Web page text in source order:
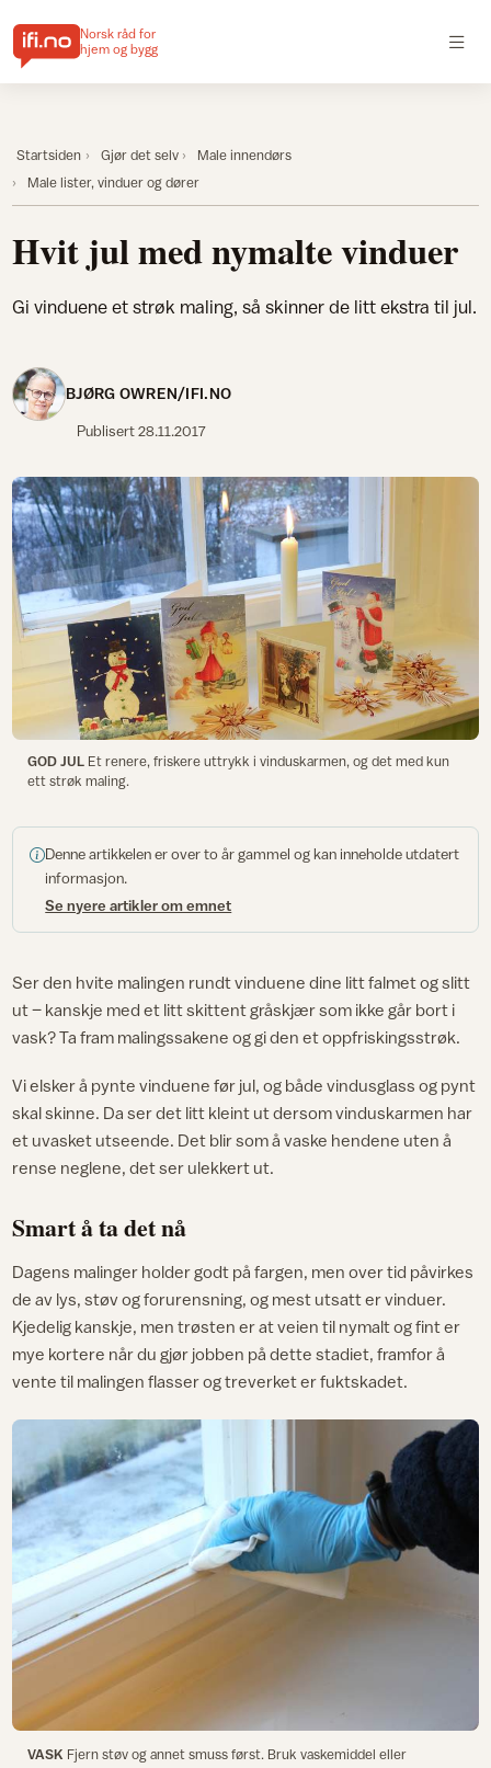
Norsk råd for
hjem og bygg
Startsiden Gjør det selv
Male innendørs
Male lister, vinduer og dører
Hvit jul med nymalte vinduer
Gi vinduene et strøk maling, så skinner de litt ekstra til jul.
BJØRG OWREN/IFI.NO
Publisert28.11.2017
GOD JULEt renere, friskere uttrykk i vinduskarmen, og det med kun
ett strøk maling.
Denne artikkelen er over to år gammel og kan inneholde utdatert
informasjon.
Se nyere artikler om emnet
Ser den hvite malingen rundt vinduene dine litt falmet og slitt
ut – kanskje med et litt skittent gråskjær som ikke går bort i
vask? Ta fram malingssakene og gi den et oppfriskingsstrøk.
Vi elsker å pynte vinduene før jul, og både vindusglass og pynt
skal skinne. Da ser det litt kleint ut dersom vinduskarmen har
et uvasket utseende. Det blir som å vaske hendene uten å
rense neglene, det ser ulekkert ut.
Smart å ta det nå
Dagens malinger holder godt på fargen, men over tid påvirkes
de av lys, støv og forurensning, og mest utsatt er vinduer.
Kjedelig kanskje, men trøsten er at veien til nymalt og fint er
mye kortere når du gjør jobben på dette stadiet, framfor å
vente til malingen flasser og treverket er fuktskadet.
VASK Fjern støv og annet smuss først. Bruk vaskemiddel eller